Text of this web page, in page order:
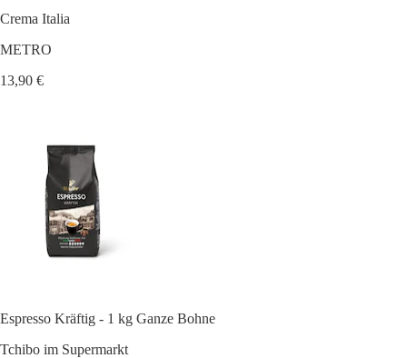
Crema Italia
METRO
13,90 €
Espresso Kräftig - 1 kg Ganze Bohne
Tchibo im Supermarkt